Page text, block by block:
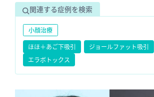
関連する症例を検索
小顔治療
ほほ＋あご下吸引
ジョールファット吸引
エラボトックス